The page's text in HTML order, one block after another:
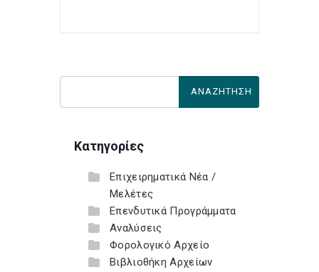
Κατηγορίες
Επιχειρηματικά Νέα /
Μελέτες
Επενδυτικά Προγράμματα
Αναλύσεις
Φορολογικό Αρχείο
Βιβλιοθήκη Αρχείων